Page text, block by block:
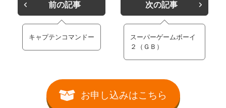
前の記事
キャプテンコマンドー
次の記事
スーパーゲームボーイ
２（ＧＢ）
お申し込みはこちら